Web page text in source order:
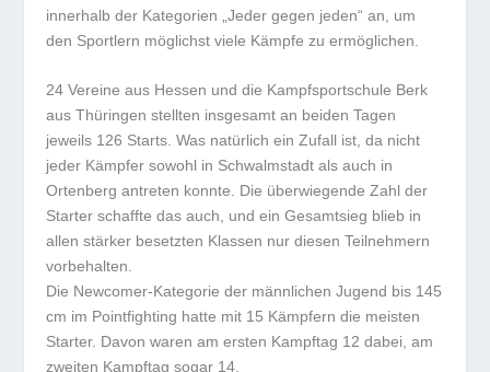
innerhalb der Kategorien „Jeder gegen jeden“ an, um
den Sportlern möglichst viele Kämpfe zu ermöglichen.
24 Vereine aus Hessen und die Kampfsportschule Berk
aus Thüringen stellten insgesamt an beiden Tagen
jeweils 126 Starts. Was natürlich ein Zufall ist, da nicht
jeder Kämpfer sowohl in Schwalmstadt als auch in
Ortenberg antreten konnte. Die überwiegende Zahl der
Starter schaffte das auch, und ein Gesamtsieg blieb in
allen stärker besetzten Klassen nur diesen Teilnehmern
vorbehalten.
Die Newcomer-Kategorie der männlichen Jugend bis 145
cm im Pointfighting hatte mit 15 Kämpfern die meisten
Starter. Davon waren am ersten Kampftag 12 dabei, am
zweiten Kampftag sogar 14.